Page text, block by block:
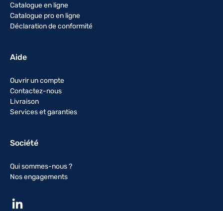
Catalogue en ligne
Catalogue pro en ligne
Déclaration de conformité
Aide
Ouvrir un compte
Contactez-nous
Livraison
Services et garanties
Société
Qui sommes-nous ?
Nos engagements